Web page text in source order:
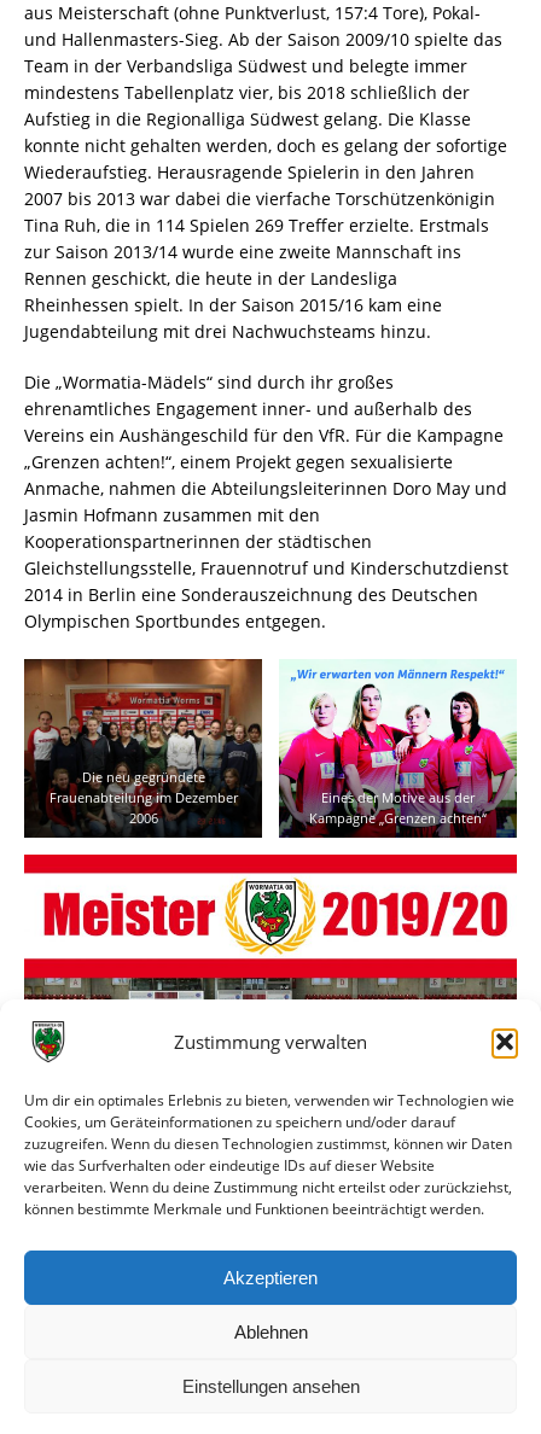
Zustimmung verwalten
Um dir ein optimales Erlebnis zu bieten, verwenden wir Technologien wie
Cookies, um Geräteinformationen zu speichern und/oder darauf
zuzugreifen. Wenn du diesen Technologien zustimmst, können wir Daten
wie das Surfverhalten oder eindeutige IDs auf dieser Website
verarbeiten. Wenn du deine Zustimmung nicht erteilst oder zurückziehst,
können bestimmte Merkmale und Funktionen beeinträchtigt werden.
Akzeptieren
Ablehnen
Einstellungen ansehen
aus Meisterschaft (ohne Punktverlust, 157:4 Tore), Pokal-
und Hallenmasters-Sieg. Ab der Saison 2009/10 spielte das
Team in der Verbandsliga Südwest und belegte immer
mindestens Tabellenplatz vier, bis 2018 schließlich der
Aufstieg in die Regionalliga Südwest gelang. Die Klasse
konnte nicht gehalten werden, doch es gelang der sofortige
Wiederaufstieg. Herausragende Spielerin in den Jahren
2007 bis 2013 war dabei die vierfache Torschützenkönigin
Tina Ruh, die in 114 Spielen 269 Treffer erzielte. Erstmals
zur Saison 2013/14 wurde eine zweite Mannschaft ins
Rennen geschickt, die heute in der Landesliga
Rheinhessen spielt. In der Saison 2015/16 kam eine
Jugendabteilung mit drei Nachwuchsteams hinzu.
Die „Wormatia-Mädels“ sind durch ihr großes
ehrenamtliches Engagement inner- und außerhalb des
Vereins ein Aushängeschild für den VfR. Für die Kampagne
„Grenzen achten!“, einem Projekt gegen sexualisierte
Anmache, nahmen die Abteilungsleiterinnen Doro May und
Jasmin Hofmann zusammen mit den
Kooperationspartnerinnen der städtischen
Gleichstellungsstelle, Frauennotruf und Kinderschutzdienst
2014 in Berlin eine Sonderauszeichnung des Deutschen
Olympischen Sportbundes entgegen.
Die neu gegründete
Frauenabteilung im Dezember
2006
Eines der Motive aus der
Kampagne „Grenzen achten“
Zweiter Anlauf in der Regionalliga